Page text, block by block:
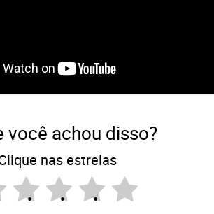
você achou disso?
nas estrelas